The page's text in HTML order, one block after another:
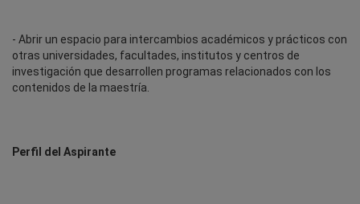
- Abrir un espacio para intercambios académicos y prácticos con
otras universidades, facultades, institutos y centros de
investigación que desarrollen programas relacionados con los
contenidos de la maestría.
Perfil del Aspirante